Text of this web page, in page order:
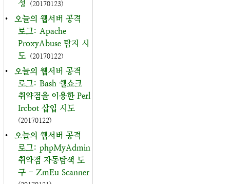
성
(20170123)
•
오늘의 웹서버 공격
로그: Apache
ProxyAbuse 탐지 시
도 (20170122)
•
오늘의 웹서버 공격
로그: Bash 쉘쇼크
취약점을 이용한 Perl
Ircbot 삽입 시도
(20170122)
•
오늘의 웹서버 공격
로그: phpMyAdmin
취약점 자동탐색 도
구 - ZmEu Scanner